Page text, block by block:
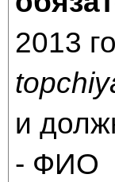
2013
и
- ФИО